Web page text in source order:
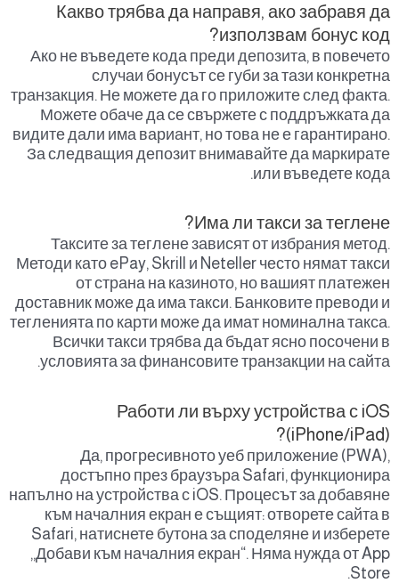
Какво трябва да направя, ако забравя да
използвам бонус код?
Ако не въведете кода преди депозита, в повечето
случаи бонусът се губи за тази конкретна
транзакция. Не можете да го приложите след факта.
Можете обаче да се свържете с поддръжката да
видите дали има вариант, но това не е гарантирано.
За следващия депозит внимавайте да маркирате
или въведете кода.
Има ли такси за теглене?
Таксите за теглене зависят от избрания метод.
Методи като ePay, Skrill и Neteller често нямат такси
от страна на казиното, но вашият платежен
доставник може да има такси. Банковите преводи и
тегленията по карти може да имат номинална такса.
Всички такси трябва да бъдат ясно посочени в
условията за финансовите транзакции на сайта.
Работи ли върху устройства с iOS
(iPhone/iPad)?
Да, прогресивното уеб приложение (PWA),
достъпно през браузъра Safari, функционира
напълно на устройства с iOS. Процесът за добавяне
към началния екран е същият: отворете сайта в
Safari, натиснете бутона за споделяне и изберете
„Добави към началния екран“. Няма нужда от App
Store.